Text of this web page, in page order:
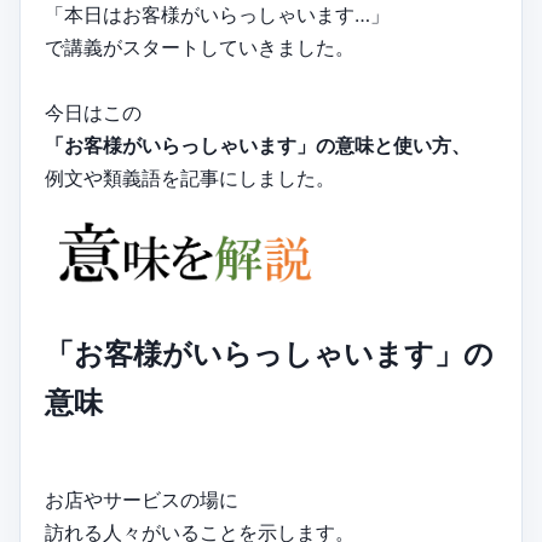
「本日はお客様がいらっしゃいます…」
で講義がスタートしていきました。
今日はこの
「お客様がいらっしゃいます」の意味と使い方、
例文や類義語を記事にしました。
「お客様がいらっしゃいます」の
意味
お店やサービスの場に
訪れる人々がいることを示します。